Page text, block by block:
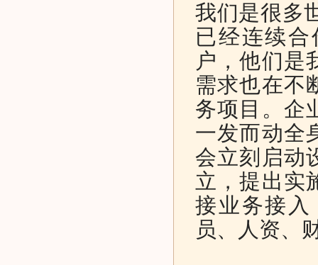
我们是很多
已经连续
户，他们是
需求也在不
务项目。企
一发而动全
会立刻启动
立，提出实
接业务接
员、人资、